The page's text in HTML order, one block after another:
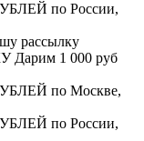
по России,
рассылку
Дарим 1 000 руб
по Москве,
по России,